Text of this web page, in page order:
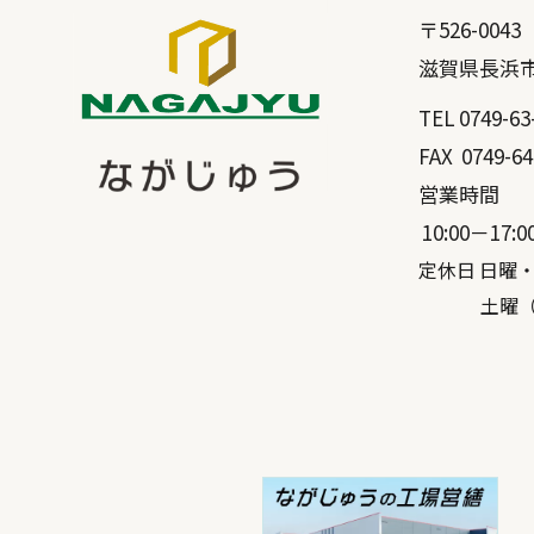
〒526-0043
滋賀県長浜
TEL 0749-
FAX 0749-
営業時間
10:00－
定休日 日曜
土曜（弊